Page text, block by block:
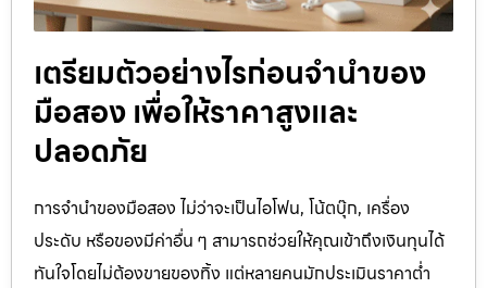
เตรียมตัวอย่างไรก่อนจำนำของ
มือสอง เพื่อให้ราคาสูงและ
ปลอดภัย
การจำนำของมือสอง ไม่ว่าจะเป็นไอโฟน, โน้ตบุ๊ก, เครื่อง
ประดับ หรือของมีค่าอื่น ๆ สามารถช่วยให้คุณเข้าถึงเงินทุนได้
ทันใจโดยไม่ต้องขายของทิ้ง แต่หลายคนมักประเมินราคาต่ำ